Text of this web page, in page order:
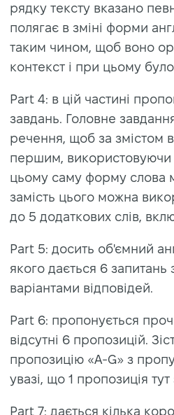
рядку тексту вказано
полягає в зміні форми
таким чином, щоб воно
контекст і при цьому
Part 4: в цій частині
завдань. Головне
речення, щоб за змістом
першим, використовуючи
цьому саму форму слова
замість цього можна
до 5 додаткових слів,
Part 5: досить об'ємний
якого дається 6 запитань
варіантами відповідей.
Part 6: пропонується
відсутні 6 пропозицій.
пропозицію «A-G» з
увазі, що 1 пропозиція тут
Part 7: дається кілька